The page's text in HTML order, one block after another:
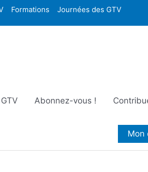
Formations Journées des GTV
Abonnez-vous !
Mon